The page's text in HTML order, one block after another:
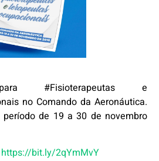
#Fisioterapeutas e
no Comando da Aeronáutica.
período de 19 a 30 de novembro
https://bit.ly/2qYmMvY